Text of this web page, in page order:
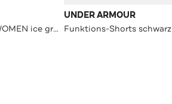
Short PLAYER WOMEN ice grau/fluo rot Slim
UNDER ARMOUR
Funktions-Shorts schwarz